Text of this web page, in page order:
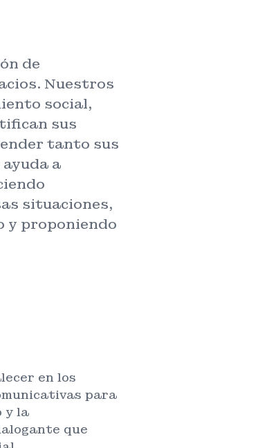
de
Nuestros
social,
sus
tanto sus
a
situaciones,
y proponiendo
en los
para
y la
que